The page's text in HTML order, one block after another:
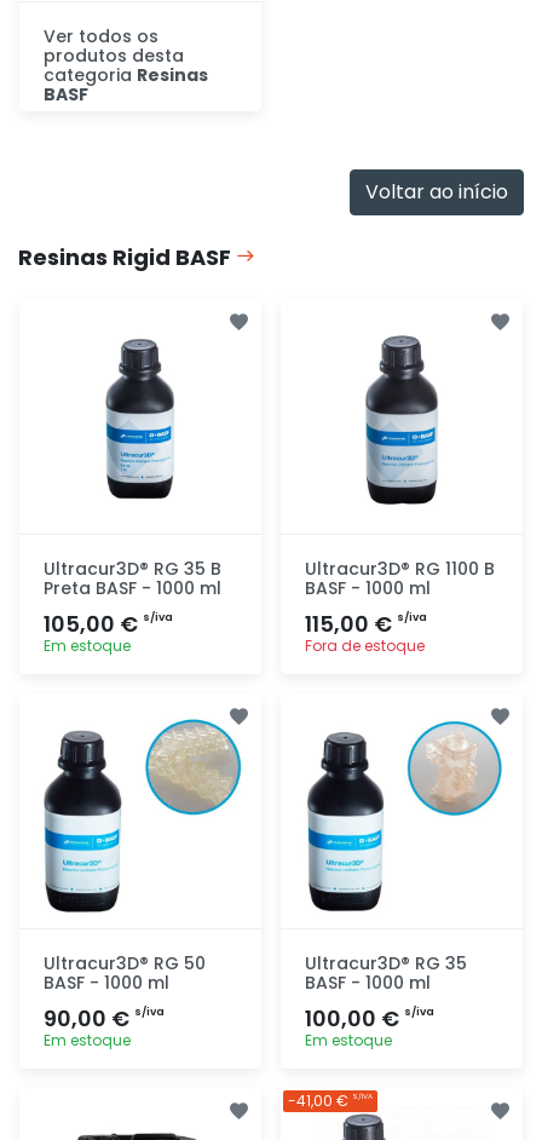
Ver todos os
produtos desta
categoria Resinas
BASF
Voltar ao início
Resinas Rigid BASF
Ultracur3D® RG 35 B
Preta BASF - 1000 ml
105,00 € s/iva
Em estoque
rapidamente
Ultracur3D® RG 1100 B
BASF - 1000 ml
115,00 € s/iva
Fora de estoque
rapidamente
Ultracur3D® RG 50
BASF - 1000 ml
90,00 € s/iva
Em estoque
Ultracur3D® RG 35
BASF - 1000 ml
100,00 € s/iva
Em estoque
rapidamente
-41,00 € S/IVA